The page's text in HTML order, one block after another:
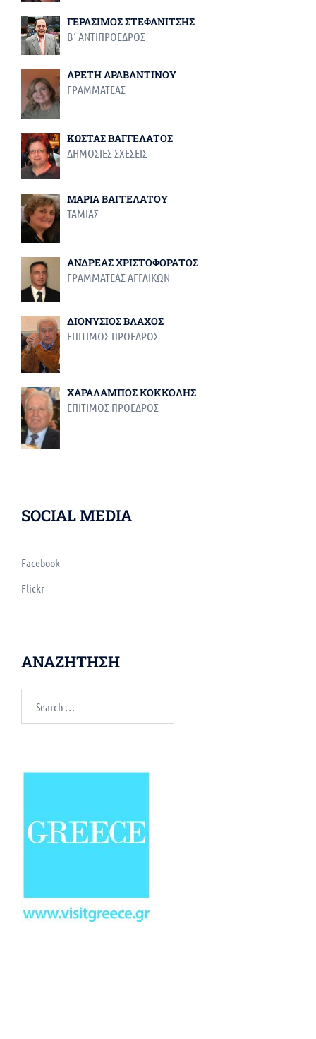
ΓΕΡΑΣΙΜΟΣ ΣΤΕΦΑΝΙΤΣΗΣ
Β΄ ΑΝΤΙΠΡΟΕΔΡΟΣ
ΑΡΕΤΗ ΑΡΑΒΑΝΤΙΝΟΥ
ΓΡΑΜΜΑΤΕΑΣ
ΚΩΣΤΑΣ ΒΑΓΓΕΛΑΤΟΣ
ΔΗΜΟΣΙΕΣ ΣΧΕΣΕΙΣ
ΜΑΡΙΑ ΒΑΓΓΕΛΑΤΟΥ
ΤΑΜΙΑΣ
ΑΝΔΡΕΑΣ ΧΡΙΣΤΟΦΟΡΑΤΟΣ
ΓΡΑΜΜΑΤΕΑΣ ΑΓΓΛΙΚΩΝ
ΔΙΟΝΥΣΙΟΣ ΒΛΑΧΟΣ
ΕΠΙΤΙΜΟΣ ΠΡΟΕΔΡΟΣ
ΧΑΡΑΛΑΜΠΟΣ ΚΟΚΚΟΛΗΣ
ΕΠΙΤΙΜΟΣ ΠΡΟΕΔΡΟΣ
SOCIAL MEDIA
Facebook
Flickr
ΑΝΑΖΗΤΗΣΗ